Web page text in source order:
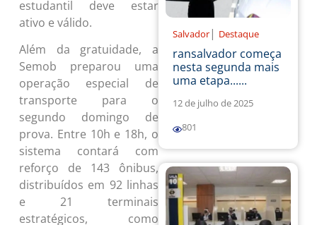
estudantil deve estar
ativo e válido.
Além da gratuidade, a
Semob preparou uma
operação especial de
transporte para o
segundo domingo de
prova. Entre 10h e 18h, o
sistema contará com
reforço de 143 ônibus,
distribuídos em 92 linhas
e 21 terminais
estratégicos, como
Salvador | Destaque
ransalvador começa
nesta segunda mais
uma etapa......
12 de julho de 2025
801